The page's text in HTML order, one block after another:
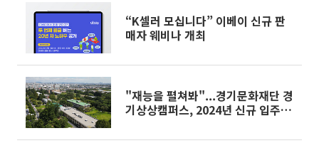
“K셀러 모십니다” 이베이 신규 판
매자 웨비나 개최
"재능을 펼쳐봐"...경기문화재단 경
기상상캠퍼스, 2024년 신규 입주자